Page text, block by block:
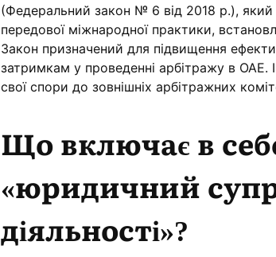
(Федеральний закон № 6 від 2018 р.), який
передової міжнародної практики,
Закон призначений для підвищення
затримкам у проведенні арбітражу в ОАЕ.
свої спори до зовнішніх арбітражних
Що включає в
«юридичний
діяльності»?